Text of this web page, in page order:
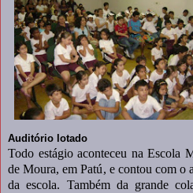
Auditório lotado
Todo estágio aconteceu na Escola
de Moura, em Patú, e contou com o
da escola. Também da grande